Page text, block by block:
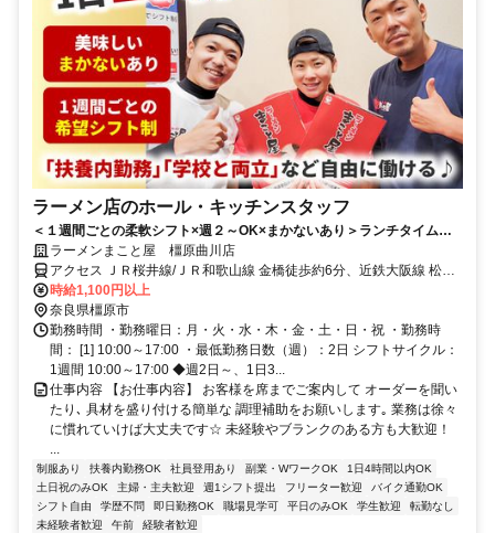
ラーメン店のホール・キッチンスタッフ
＜１週間ごとの柔軟シフト×週２～OK×まかないあり＞ランチタイムの
み◎主婦さん活躍中♪扶養内勤務OK
ラーメンまこと屋 橿原曲川店
アクセス ＪＲ桜井線/ＪＲ和歌山線 金橋徒歩約6分、近鉄大阪線 松塚
徒歩約19分、近鉄南大阪線 浮孔徒歩約23分 JR「金橋」駅より徒歩6
分
時給1,100円以上
奈良県橿原市
勤務時間 ・勤務曜日：月・火・水・木・金・土・日・祝 ・勤務時
間： [1] 10:00～17:00 ・最低勤務日数（週）：2日 シフトサイクル：
1週間 10:00～17:00 ◆週2日～、1日3...
仕事内容 【お仕事内容】 お客様を席までご案内して オーダーを聞い
たり､ 具材を盛り付ける簡単な 調理補助をお願いします｡ 業務は徐々
に慣れていけば大丈夫です☆ 未経験やブランクのある方も大歓迎！
...
制服あり 扶養内勤務OK 社員登用あり 副業・WワークOK
1日4時間以内OK
土日祝のみOK
主婦・主夫歓迎 週1シフト提出 フリーター歓迎
バイク通勤OK
シフト自由
学歴不問 即日勤務OK 職場見学可 平日のみOK 学生歓迎
転勤なし
未経験者歓迎
午前 経験者歓迎